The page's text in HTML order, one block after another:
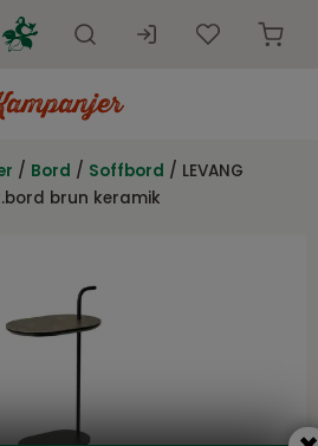
/ Bord / Soffbord / LEVANG
brun keramik